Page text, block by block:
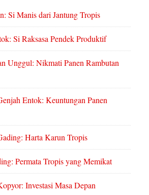
Si Manis dari Jantung Tropis
Si Raksasa Pendek Produktif
Unggul: Nikmati Panen Rambutan
Entok: Keuntungan Panen
Harta Karun Tropis
Permata Tropis yang Memikat
Investasi Masa Depan